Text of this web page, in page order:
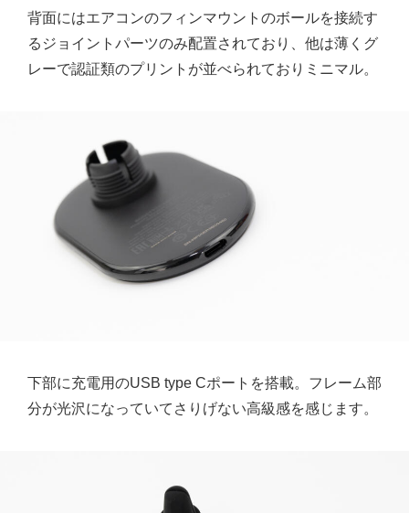
背面にはエアコンのフィンマウントのボールを接続す
るジョイントパーツのみ配置されており、他は薄くグ
レーで認証類のプリントが並べられておりミニマル。
下部に充電用のUSB type Cポートを搭載。フレーム部
分が光沢になっていてさりげない高級感を感じます。